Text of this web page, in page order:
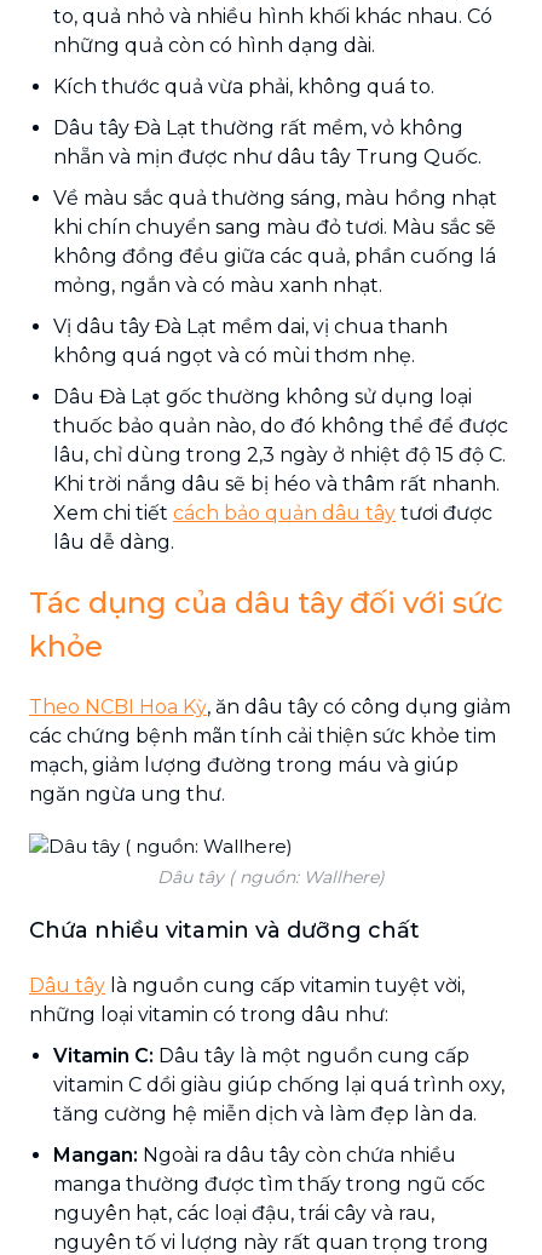
to, quả nhỏ và nhiều hình khối khác nhau. Có
những quả còn có hình dạng dài.
Kích thước quả vừa phải, không quá to.
Dâu tây Đà Lạt thường rất mềm, vỏ không
nhẵn và mịn được như dâu tây Trung Quốc.
Về màu sắc quả thường sáng, màu hồng nhạt
khi chín chuyển sang màu đỏ tươi. Màu sắc sẽ
không đồng đều giữa các quả, phần cuống lá
mỏng, ngắn và có màu xanh nhạt.
Vị dâu tây Đà Lạt mềm dai, vị chua thanh
không quá ngọt và có mùi thơm nhẹ.
Dâu Đà Lạt gốc thường không sử dụng loại
thuốc bảo quản nào, do đó không thể để được
lâu, chỉ dùng trong 2,3 ngày ở nhiệt độ 15 độ C.
Khi trời nắng dâu sẽ bị héo và thâm rất nhanh.
Xem chi tiết cách bảo quản dâu tây tươi được
lâu dễ dàng.
Tác dụng của dâu tây đối với sức
khỏe
Theo NCBI Hoa Kỳ, ăn dâu tây có công dụng giảm
các chứng bệnh mãn tính cải thiện sức khỏe tim
mạch, giảm lượng đường trong máu và giúp
ngăn ngừa ung thư.
Dâu tây ( nguồn: Wallhere)
Chứa nhiều vitamin và dưỡng chất
Dâu tây là nguồn cung cấp vitamin tuyệt vời,
những loại vitamin có trong dâu như:
Vitamin C: Dâu tây là một nguồn cung cấp
vitamin C dồi giàu giúp chống lại quá trình oxy,
tăng cường hệ miễn dịch và làm đẹp làn da.
Mangan: Ngoài ra dâu tây còn chứa nhiều
manga thường được tìm thấy trong ngũ cốc
nguyên hạt, các loại đậu, trái cây và rau,
nguyên tố vi lượng này rất quan trọng trong